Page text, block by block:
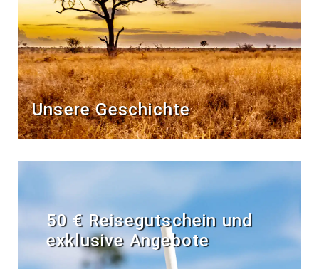
Unsere Geschichte
50 € Reisegutschein und
exklusive Angebote